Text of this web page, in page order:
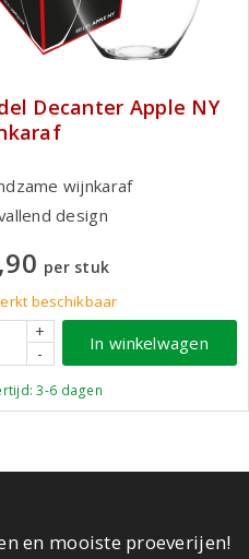
Decanter Apple NY
wijnkaraf
design
per stuk
beschikbaar
+
-
In winkelwagen
3-6 dagen
en mooiste proeverijen!